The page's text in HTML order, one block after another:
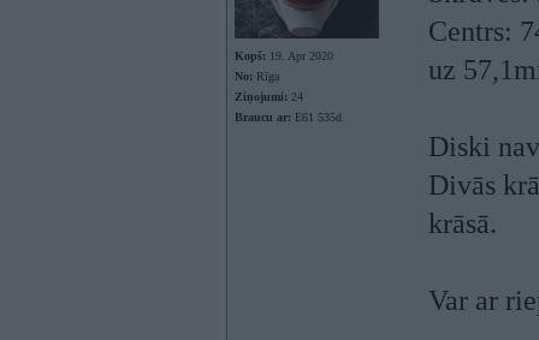
Kopš: 19. Apr 2020
No: Rīga
Ziņojumi: 24
Braucu ar: E61 535d
Centrs:
uz
Diski
Divās
krāsā.
Var ar